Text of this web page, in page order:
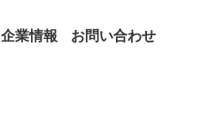
企業情報 お問い合わせ